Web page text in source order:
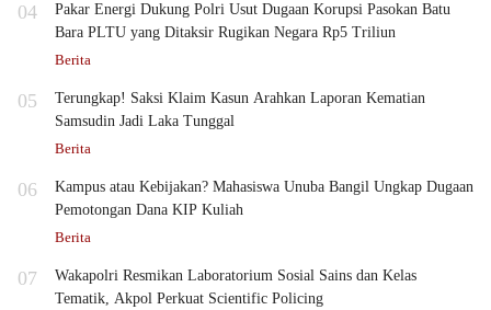
04
Pakar Energi Dukung Polri Usut Dugaan Korupsi Pasokan Batu
Bara PLTU yang Ditaksir Rugikan Negara Rp5 Triliun
Berita
05
Terungkap! Saksi Klaim Kasun Arahkan Laporan Kematian
Samsudin Jadi Laka Tunggal
Berita
06
Kampus atau Kebijakan? Mahasiswa Unuba Bangil Ungkap Dugaan
Pemotongan Dana KIP Kuliah
Berita
07
Wakapolri Resmikan Laboratorium Sosial Sains dan Kelas
Tematik, Akpol Perkuat Scientific Policing